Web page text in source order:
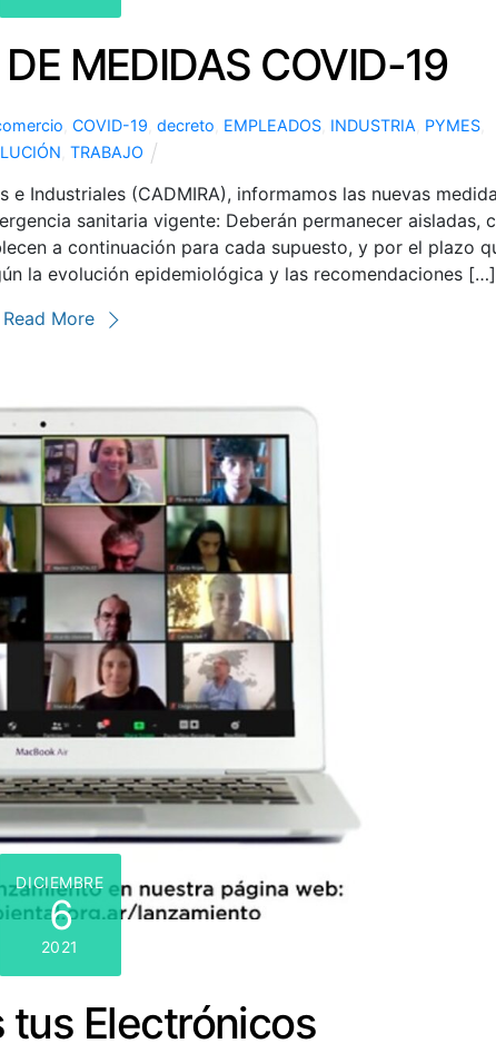
MEDIDAS COVID-19
,COVID-19 ,decreto EMPLEADOS INDUSTRIA PYMES
,TRABAJO
Industriales (CADMIRA), informamos las nuevas
sanitaria vigente: Deberán permanecer aisladas,
a continuación para cada supuesto, y por el plazo
la evolución epidemiológica y las recomendaciones […]
Read More
DICIEMBRE
6
2021
tus Electrónicos